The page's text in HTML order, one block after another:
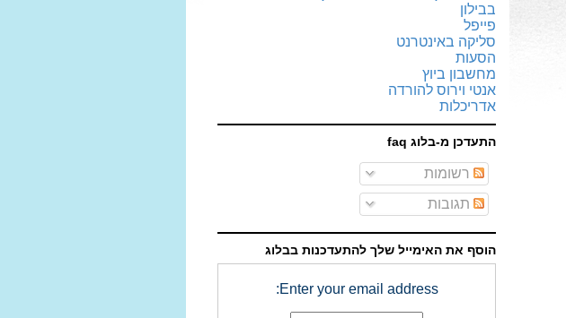
בבילון
פייפל
סליקה באינטרנט
הסעות
מחשבון ביוץ
אנטי וירוס להורדה
אדריכלות
התעדכן מ-בלוג faq
רשומות
תגובות
הוסף את האימייל שלך להתעדכנות בבלוג
Enter your email address: